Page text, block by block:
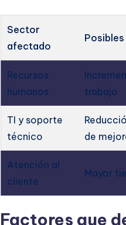
Sector
afectado
Recursos
humanos
trabajo
TI y soporte
técnico
de
Atención al
cliente
Mayor
Factores que